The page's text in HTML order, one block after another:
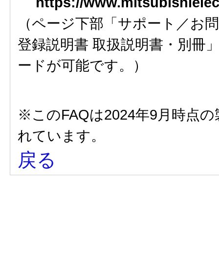
（ページ下部「サポート／お
登録説明書 取扱説明書・別冊
ードが可能です。）
※このFAQは2024年9月時点
れています。
戻る